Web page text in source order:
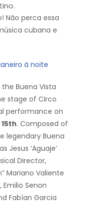
Não perca essa
cubana e
à noite
Buena Vista
stage of Circo
performance on
. Composed of
legendary Buena
Jesus ‘Aguaje’
Director,
Mariano Valiente
Senon
Fabían Garcia